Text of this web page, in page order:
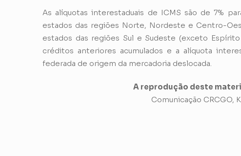
As alíquotas interestaduais de ICMS são de 7%
estados das regiões Norte, Nordeste e Centro-
estados das regiões Sul e Sudeste (exceto
créditos anteriores acumulados e a alíquota
federada de origem da mercadoria deslocada.
A reprodução deste
Comunicação CRCGO,